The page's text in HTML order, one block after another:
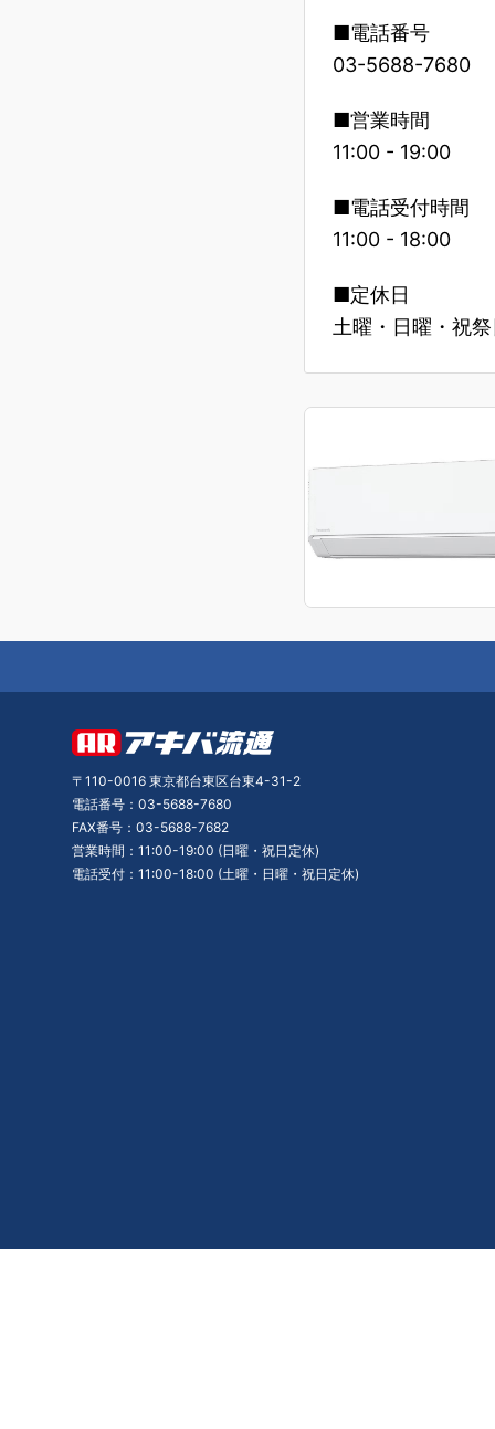
■電話番号
03-5688-7680
■営業時間
11:00 - 19:00
■電話受付時間
11:00 - 18:00
■定休日
土曜・日曜・祝
〒110-0016 東京都台東区台東4-31-2
電話番号：03-5688-7680
FAX番号：03-5688-7682
営業時間：11:00-19:00 (日曜・祝日定休)
電話受付：11:00-18:00 (土曜・日曜・祝日定休)